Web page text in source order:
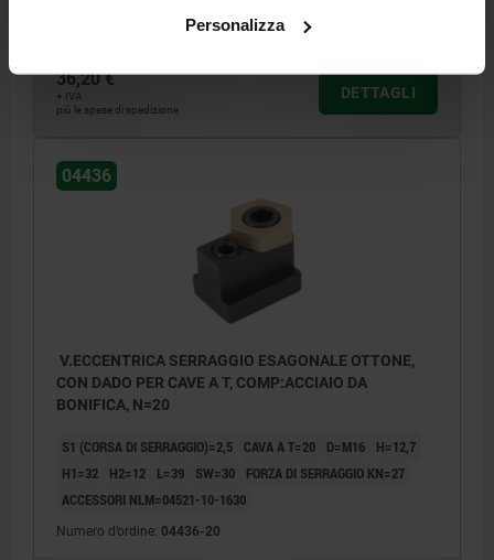
Personalizza
04436-18
36,20 €
+ IVA
più le spese di spedizione
DETTAGLI
04436
V.ECCENTRICA SERRAGGIO ESAGONALE OTTONE,
CON DADO PER CAVE A T, COMP:ACCIAIO DA
BONIFICA, N=20
S1 (CORSA DI SERRAGGIO)=2,5 CAVA A T=20 D=M16
H=12,7
H1=32
H2=12 L=39 SW=30
FORZA DI SERRAGGIO KN=27
ACCESSORI NLM=04521-10-1630
Numero d’ordine: 04436-20